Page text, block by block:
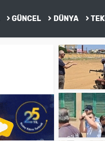
GÜNCEL DÜNYA